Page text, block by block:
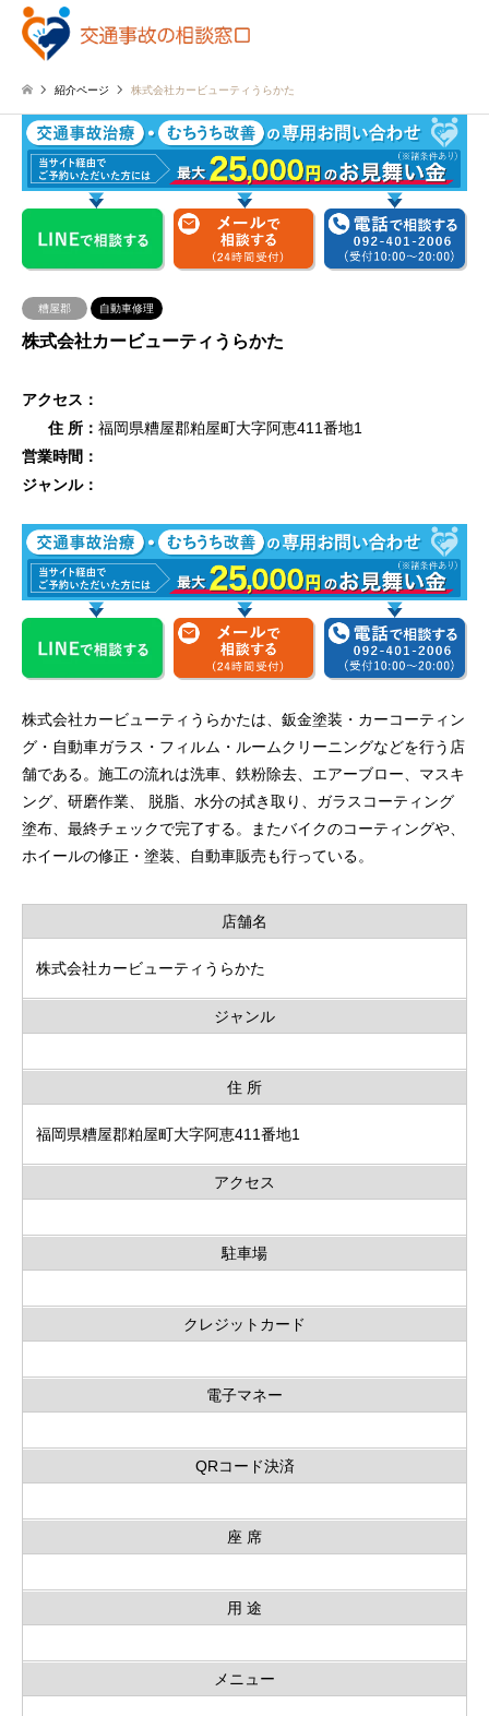
紹介ページ 株式会社カービューティうらかた
糟屋郡 自動車修理
株式会社カービューティうらかた
アクセス：
住 所： 福岡県糟屋郡粕屋町大字阿恵411番地1
営業時間：
ジャンル：
株式会社カービューティうらかたは、鈑金塗装・カーコーティン
グ・自動車ガラス・フィルム・ルームクリーニングなどを行う店
舗である。施工の流れは洗車、鉄粉除去、エアーブロー、マスキ
ング、研磨作業、 脱脂、水分の拭き取り、ガラスコーティング
塗布、最終チェックで完了する。またバイクのコーティングや、
ホイールの修正・塗装、自動車販売も行っている。
店舗名
株式会社カービューティうらかた
ジャンル
住 所
福岡県糟屋郡粕屋町大字阿恵411番地1
アクセス
駐車場
クレジットカード
電子マネー
QRコード決済
座 席
用 途
メニュー